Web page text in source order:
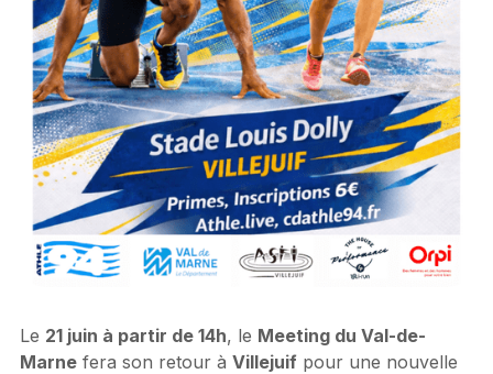
Le 21 juin à partir de 14h, le Meeting du Val-de-
Marnefera son retour à Villejuifpour une nouvelle